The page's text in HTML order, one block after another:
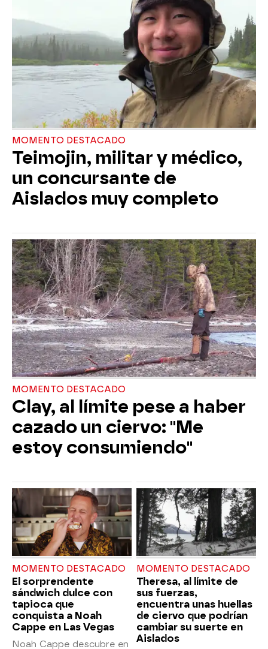
MOMENTO DESTACADO
Teimojin, militar y médico,
un concursante de
Aislados muy completo
MOMENTO DESTACADO
Clay, al límite pese a haber
cazado un ciervo: "Me
estoy consumiendo"
MOMENTO DESTACADO
El sorprendente
sándwich dulce con
tapioca que
conquista a Noah
Cappe en Las Vegas
Noah Cappe descubre en
MOMENTO DESTACADO
Theresa, al límite de
sus fuerzas,
encuentra unas huellas
de ciervo que podrían
cambiar su suerte en
Aislados